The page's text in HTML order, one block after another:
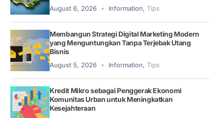
August 6, 2026 Information, Tips
Membangun Strategi Digital Marketing Modern
yang Menguntungkan Tanpa Terjebak Utang
Bisnis
August 5, 2026 Information, Tips
Kredit Mikro sebagai Penggerak Ekonomi
Komunitas Urban untuk Meningkatkan
Kesejahteraan